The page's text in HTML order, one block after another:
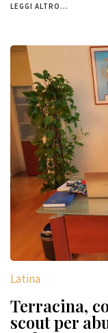
LEGGI ALTRO...
Latina
Terracina,
scout per